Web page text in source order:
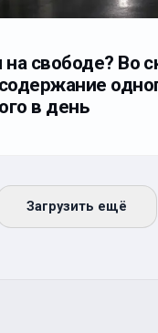
свободе? Во
в день
Загрузить ещё